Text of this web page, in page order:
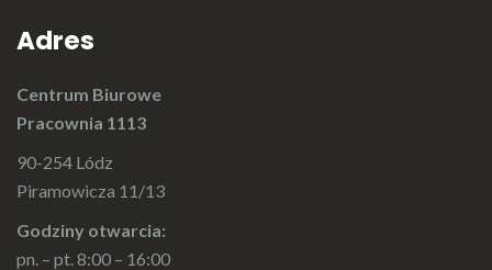
Adres
Centrum Biurowe
Pracownia 1113
90-254 Lódz
Piramowicza 11/13
Godziny otwarcia:
pn. – pt. 8:00 – 16:00